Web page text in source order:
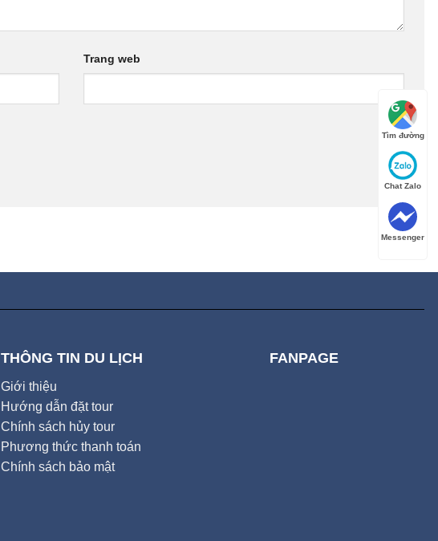
Trang web
THÔNG TIN DU LỊCH
Giới thiệu
Hướng dẫn đặt tour
Chính sách hủy tour
Phương thức thanh toán
Chính sách bảo mật
FANPAGE
Tìm đường
Chat Zalo
Messenger